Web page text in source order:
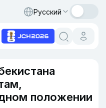
Русский
положении